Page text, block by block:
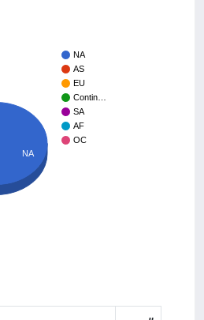
NA
AS
EU
Contin…
SA
AF
OC
NA